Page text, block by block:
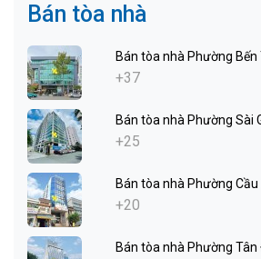
Bán tòa nhà
Bán tòa nhà Phường Bến
+37
Bán tòa nhà Phường Sài
+25
Bán tòa nhà Phường Cầu
+20
Bán tòa nhà Phường Tân